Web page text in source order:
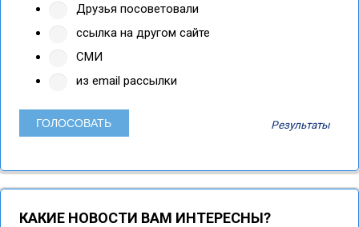
Друзья посоветовали
ссылка на другом сайте
СМИ
из email рассылки
Результаты
КАКИЕ НОВОСТИ ВАМ ИНТЕРЕСНЫ?